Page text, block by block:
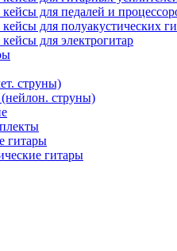
для педалей и
для полуакустических
для электрогитар
струны)
струны)
гитары
гитары